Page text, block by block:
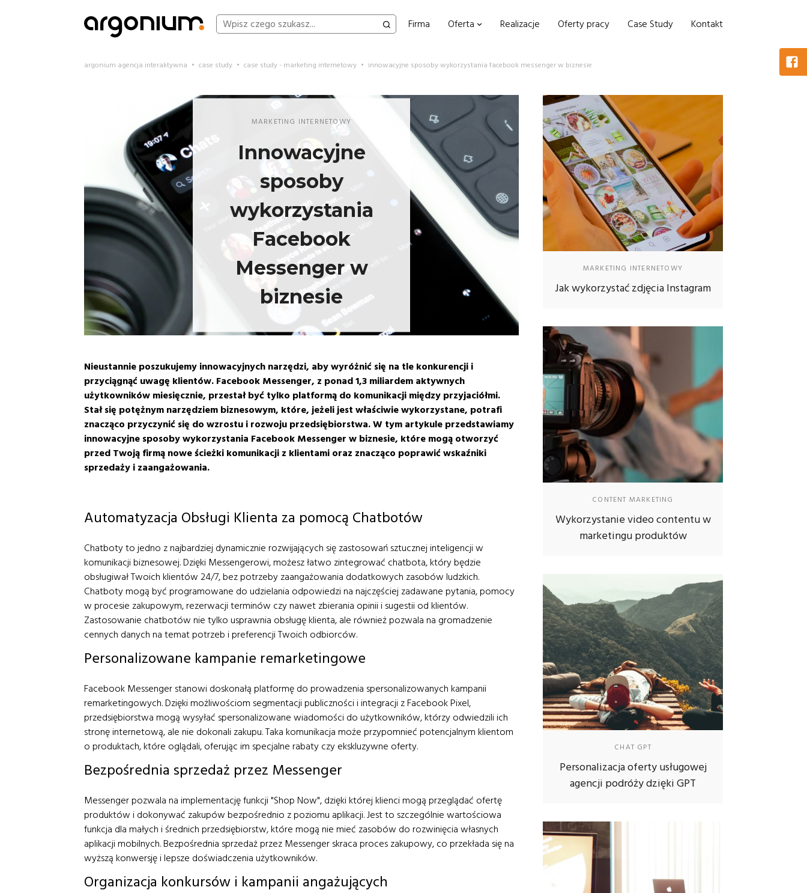
Firma Oferta Realizacje Oferty pracy Case Study Kontakt
argonium agencja interaktywna • case study • case study - marketing internetowy • innowacyjne sposoby wykorzystania facebook messenger w biznesie
MARKETING INTERNETOWY
Innowacyjne
sposoby
wykorzystania
Facebook
Messenger w
biznesie
Nieustannie poszukujemy innowacyjnych narzędzi, aby wyróżnić się na tle konkurencji i
przyciągnąć uwagę klientów. Facebook Messenger, z ponad 1,3 miliardem aktywnych
użytkowników miesięcznie, przestał być tylko platformą do komunikacji między przyjaciółmi.
Stał się potężnym narzędziem biznesowym, które, jeżeli jest właściwie wykorzystane, potrafi
znacząco przyczynić się do wzrostu i rozwoju przedsiębiorstwa. W tym artykule przedstawiamy
innowacyjne sposoby wykorzystania Facebook Messenger w biznesie, które mogą otworzyć
przed Twoją firmą nowe ścieżki komunikacji z klientami oraz znacząco poprawić wskaźniki
sprzedaży i zaangażowania.
Automatyzacja Obsługi Klienta za pomocą Chatbotów
Chatboty to jedno z najbardziej dynamicznie rozwijających się zastosowań sztucznej inteligencji w
komunikacji biznesowej. Dzięki Messengerowi, możesz łatwo zintegrować chatbota, który będzie
obsługiwał Twoich klientów 24/7, bez potrzeby zaangażowania dodatkowych zasobów ludzkich.
Chatboty mogą być programowane do udzielania odpowiedzi na najczęściej zadawane pytania, pomocy
w procesie zakupowym, rezerwacji terminów czy nawet zbierania opinii i sugestii od klientów.
Zastosowanie chatbotów nie tylko usprawnia obsługę klienta, ale również pozwala na gromadzenie
cennych danych na temat potrzeb i preferencji Twoich odbiorców.
Personalizowane kampanie remarketingowe
Facebook Messenger stanowi doskonałą platformę do prowadzenia spersonalizowanych kampanii
remarketingowych. Dzięki możliwościom segmentacji publiczności i integracji z Facebook Pixel,
przedsiębiorstwa mogą wysyłać spersonalizowane wiadomości do użytkowników, którzy odwiedzili ich
stronę internetową, ale nie dokonali zakupu. Taka komunikacja może przypomnieć potencjalnym klientom
o produktach, które oglądali, oferując im specjalne rabaty czy ekskluzywne oferty.
Bezpośrednia sprzedaż przez Messenger
Messenger pozwala na implementację funkcji "Shop Now", dzięki której klienci mogą przeglądać ofertę
produktów i dokonywać zakupów bezpośrednio z poziomu aplikacji. Jest to szczególnie wartościowa
funkcja dla małych i średnich przedsiębiorstw, które mogą nie mieć zasobów do rozwinięcia własnych
aplikacji mobilnych. Bezpośrednia sprzedaż przez Messenger skraca proces zakupowy, co przekłada się na
wyższą konwersję i lepsze doświadczenia użytkowników.
Organizacja konkursów i kampanii angażujących
MARKETING INTERNETOWY
Jak wykorzystać zdjęcia Instagram
CONTENT MARKETING
Wykorzystanie video contentu w
marketingu produktów
CHAT GPT
Personalizacja oferty usługowej
agencji podróży dzięki GPT